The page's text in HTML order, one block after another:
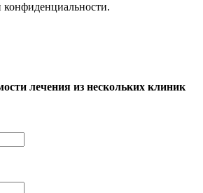
конфиденциальности.
лечения из нескольких клиник